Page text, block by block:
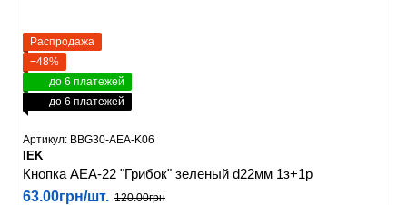
Распродажа
−48%
до 6 платежей
до 6 платежей
Артикул: BBG30-AEA-K06
IEK
Кнопка AEА-22 "Грибок" зеленый d22мм 1з+1р
63.00грн/шт. 120.00грн